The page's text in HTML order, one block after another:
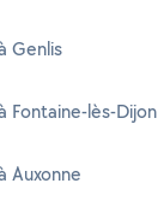
Genlis
Fontaine-lès-Dijon
Auxonne